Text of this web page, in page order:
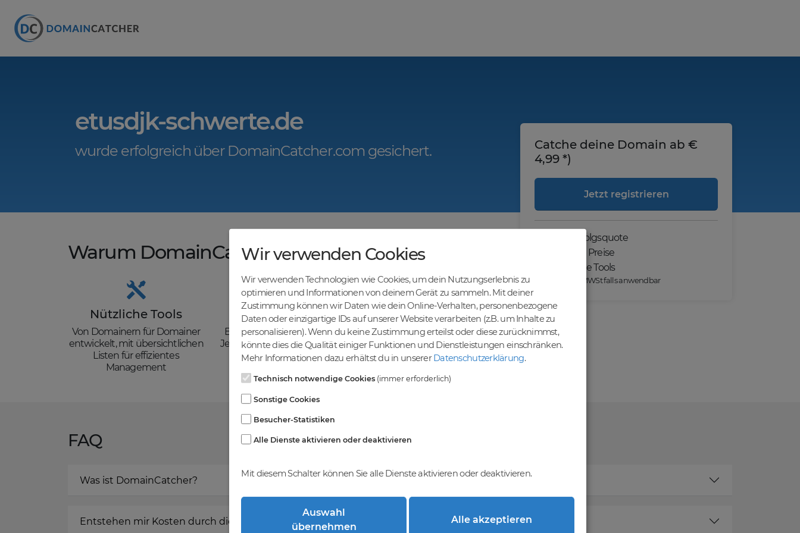
etusdjk-schwerte.de
wurde erfolgreich über DomainCatcher.com gesichert.
Warum DomainCatcher.com?
Nützliche Tools
Von Domainern für Domainer
entwickelt, mit übersichtlichen
Listen für effizientes
Management
Günstige Preise
Backorders bereits ab € 4,99.
Je nach deinem Tier-Level und
zzgl. MwSt falls anwendbar
Kein Gebotsverfahren
Einfaches System - Deine
Orders werden nach dem First-
Come-First-Serve-Prinzip
Catche deine Domain ab €
4,99 *)
Jetzt registrieren
Hohe Erfolgsquote
Günstige Preise
Praktische Tools
*) Preise exkl. MWSt falls anwendbar
FAQ
Was ist DomainCatcher?
Entstehen mir Kosten durch die Registrierung bei DomainCatcher?
Wir verwenden Cookies
Wir verwenden Technologien wie Cookies, um dein Nutzungserlebnis zu
optimieren und Informationen von deinem Gerät zu sammeln. Mit deiner
Zustimmung können wir Daten wie dein Online-Verhalten, personenbezogene
Daten oder einzigartige IDs auf unserer Website verarbeiten (z.B. um Inhalte zu
personalisieren). Wenn du keine Zustimmung erteilst oder diese zurücknimmst,
könnte dies die Qualität einiger Funktionen und Dienstleistungen einschränken.
Mehr Informationen dazu erhältst du in unsererDatenschutzerklärung.
Technisch notwendige Cookies (immer erforderlich)
Sonstige Cookies
Besucher-Statistiken
Alle Dienste aktivieren oder deaktivieren
Mit diesem Schalter können Sie alle Dienste aktivieren oder deaktivieren.
Auswahl
übernehmen
Alle akzeptieren